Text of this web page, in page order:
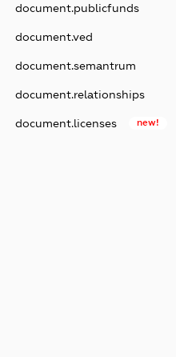
document.publicfunds
document.ved
document.semantrum
document.relationships
document.licenses new!